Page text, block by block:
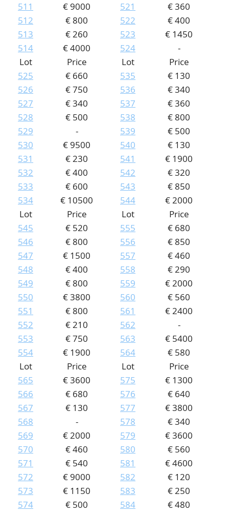
511
€ 9000
512
€ 800
513
€ 260
514
€ 4000
521
€ 360
522
€ 400
523
€ 1450
524
-
Lot
Price
525
€ 660
526
€ 750
527
€ 340
528
€ 500
529
-
530
€ 9500
531
€ 230
532
€ 400
533
€ 600
534
€ 10500
Lot
Price
535
€ 130
536
€ 340
537
€ 360
538
€ 800
539
€ 500
540
€ 130
541
€ 1900
542
€ 320
543
€ 850
544
€ 2000
Lot
Price
545
€ 520
546
€ 800
547
€ 1500
548
€ 400
549
€ 800
550
€ 3800
551
€ 800
552
€ 210
553
€ 750
554
€ 1900
Lot
Price
555
€ 680
556
€ 850
557
€ 460
558
€ 290
559
€ 2000
560
€ 560
561
€ 2400
562
-
563
€ 5400
564
€ 580
Lot
Price
565
€ 3600
566
€ 680
567
€ 130
568
-
569
€ 2000
570
€ 460
571
€ 540
572
€ 9000
573
€ 1150
574
€ 500
Lot
Price
575
€ 1300
576
€ 640
577
€ 3800
578
€ 340
579
€ 3600
580
€ 560
581
€ 4600
582
€ 120
583
€ 250
584
€ 480